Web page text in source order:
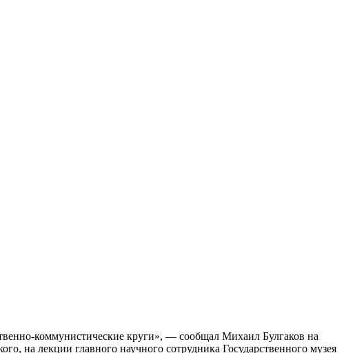
коммунистические круги», — сообщал Михаил Булгаков на
на лекции главного научного сотрудника Государственного музея